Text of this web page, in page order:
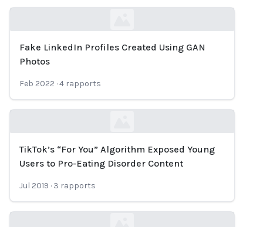
Loading...
Fake LinkedIn Profiles Created Using GAN
Photos
Feb 2022 ·4 rapports
Loading...
TikTok’s “For You” Algorithm Exposed Young
Users to Pro-Eating Disorder Content
Jul 2019 · 3 rapports